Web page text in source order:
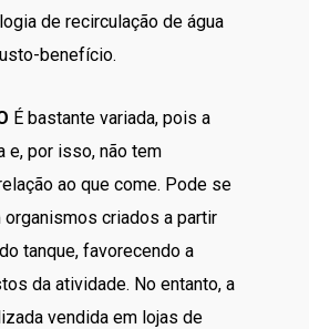
de recirculação de água
benefício.
É bastante variada, pois a
e, por isso, não tem
ao que come. Pode se
criados a partir
tanque, favorecendo a
da atividade. No entanto, a
vendida em lojas de